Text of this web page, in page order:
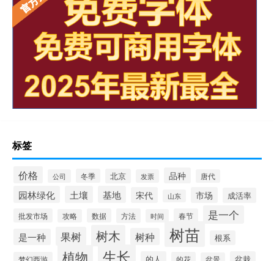
标签
价格 公司 冬季 北京 发票 品种 唐代
园林绿化 土壤 基地 宋代 山东 市场 成活率
批发市场 攻略 数据 方法 时间 春节 是一个
是一种 果树 树木 树种 树苗
根系
植物 生长 的人 的花 盆景 盆栽